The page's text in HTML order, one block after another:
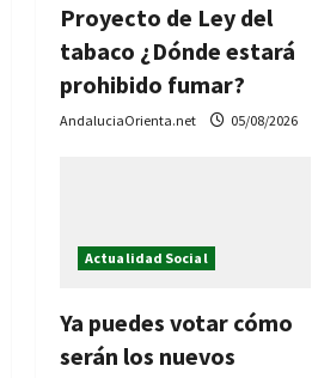
a
s
Proyecto de Ley del
tabaco ¿Dónde estará
prohibido fumar?
AndaluciaOrienta.net 05/08/2026
Actualidad Social
Ya puedes votar cómo
serán los nuevos